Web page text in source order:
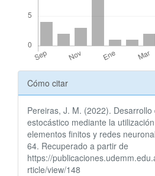
Detalles
del
artículo
Cómo citar
Pereiras, J. M. (2022). Desarrollo
estocástico mediante la
elementos finitos y redes
64. Recuperado a partir de
https://
rticle/view/148